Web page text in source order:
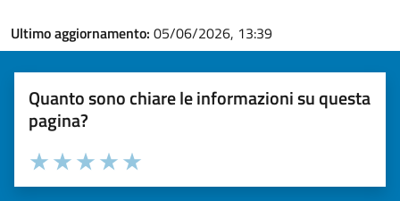
Ultimo aggiornamento: 05/06/2026, 13:39
Quanto sono chiare le informazioni su questa
pagina?
Valuta la chiarezza delle informazioni (da 1 a 5 stelle)
Seleziona il numero di stelle per valutare la chiarezza delle
Valuta 5 stelle su 5
Valuta 4 stelle su 5
Valuta 3 stelle su 5
Valuta 2 stelle su 5
Valuta 1 stelle su 5